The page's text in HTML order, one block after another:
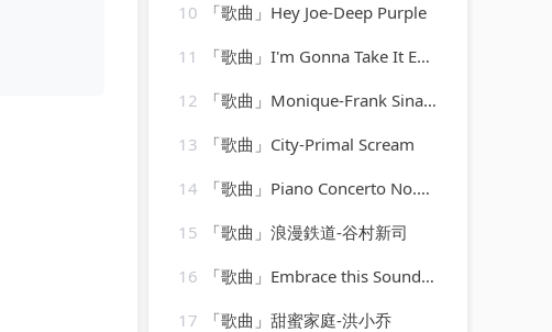
10
「歌曲」Hey Joe-Deep Purple
11
「歌曲」I'm Gonna Take It Easy-Gabriel Brown
12
「歌曲」Monique-Frank Sinatra
13
「歌曲」City-Primal Scream
14
「歌曲」Piano Concerto No.1 in C, Op.15-Otto Klemperer(1)
15
「歌曲」浪漫鉄道-谷村新司
16
「歌曲」Embrace this Sound-The Gods Gifted
17
「歌曲」甜蜜家庭-洪小乔